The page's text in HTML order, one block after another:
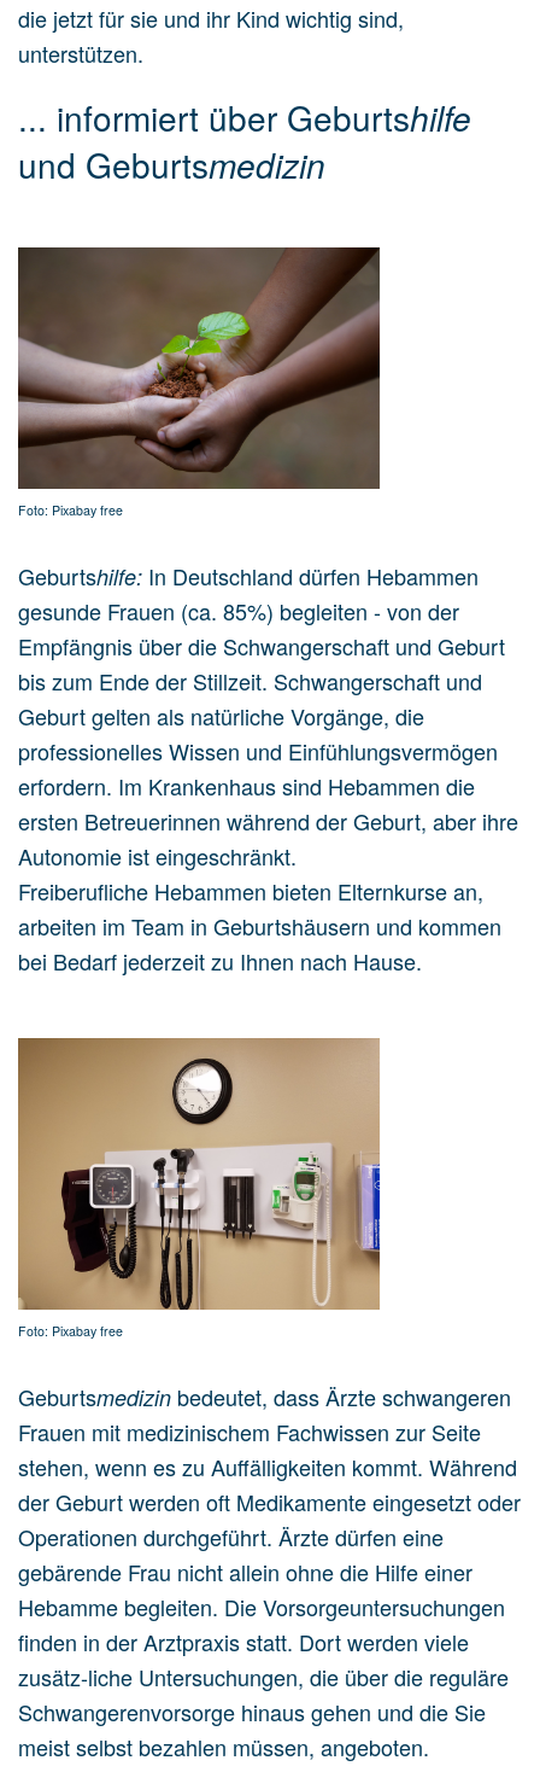
die jetzt für sie und ihr Kind wichtig sind,
unterstützen.
... informiert über Geburtshilfe
und Geburtsmedizin
Foto: Pixabay free
Geburtshilfe: In Deutschland dürfen Hebammen
gesunde Frauen (ca. 85%) begleiten - von der
Empfängnis über die Schwangerschaft und Geburt
bis zum Ende der Stillzeit. Schwangerschaft und
Geburt gelten als natürliche Vorgänge, die
professionelles Wissen und Einfühlungsvermögen
erfordern. Im Krankenhaus sind Hebammen die
ersten Betreuerinnen während der Geburt, aber ihre
Autonomie ist eingeschränkt.
Freiberufliche Hebammen bieten Elternkurse an,
arbeiten im Team in Geburtshäusern und kommen
bei Bedarf jederzeit zu Ihnen nach Hause.
Foto: Pixabay free
Geburtsmedizin bedeutet, dass Ärzte schwangeren
Frauen mit medizinischem Fachwissen zur Seite
stehen, wenn es zu Auffälligkeiten kommt. Während
der Geburt werden oft Medikamente eingesetzt oder
Operationen durchgeführt. Ärzte dürfen eine
gebärende Frau nicht allein ohne die Hilfe einer
Hebamme begleiten. Die Vorsorgeuntersuchungen
finden in der Arztpraxis statt. Dort werden viele
zusätz-liche Untersuchungen, die über die reguläre
Schwangerenvorsorge hinaus gehen und die Sie
meist selbst bezahlen müssen, angeboten.